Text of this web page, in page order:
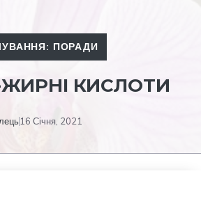
ПОРАДИ
КИСЛОТИ
16 Січня, 2021